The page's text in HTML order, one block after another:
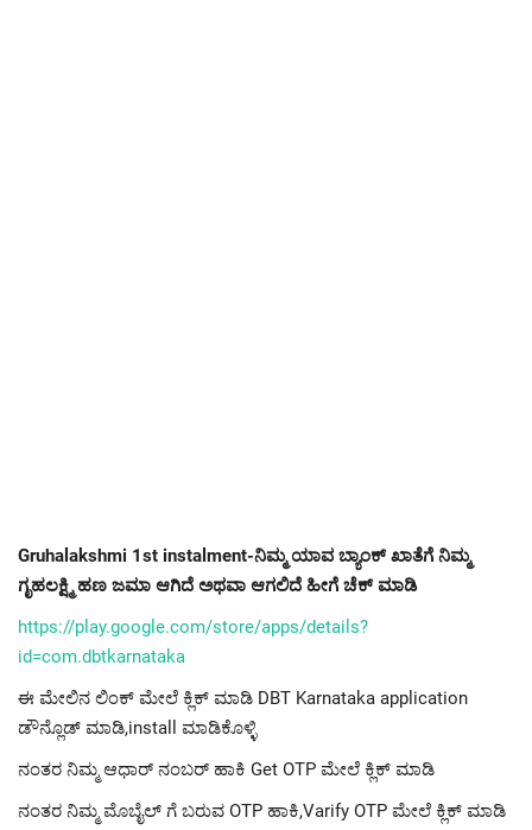
Gruhalakshmi 1st instalment-ನಿಮ್ಮ ಯಾವ ಬ್ಯಾಂಕ್ ಖಾತೆಗೆ ನಿಮ್ಮ
ಗೃಹಲಕ್ಷ್ಮಿ ಹಣ ಜಮಾ ಆಗಿದೆ ಅಥವಾ ಆಗಲಿದೆ ಹೀಗೆ ಚೆಕ್ ಮಾಡಿ
https://play.google.com/store/apps/details?
id=com.dbtkarnataka
ಈ ಮೇಲಿನ ಲಿಂಕ್ ಮೇಲೆ ಕ್ಲಿಕ್ ಮಾಡಿ DBT Karnataka application
ಡೌನ್ಲೊಡ್ ಮಾಡಿ,install ಮಾಡಿಕೊಳ್ಳಿ
ನಂತರ ನಿಮ್ಮ ಆಧಾರ್ ನಂಬರ್ ಹಾಕಿ Get OTP ಮೇಲೆ ಕ್ಲಿಕ್ ಮಾಡಿ
ನಂತರ ನಿಮ್ಮ ಮೊಬೈಲ್ ಗೆ ಬರುವ OTP ಹಾಕಿ,Varify OTP ಮೇಲೆ ಕ್ಲಿಕ್ ಮಾಡಿ